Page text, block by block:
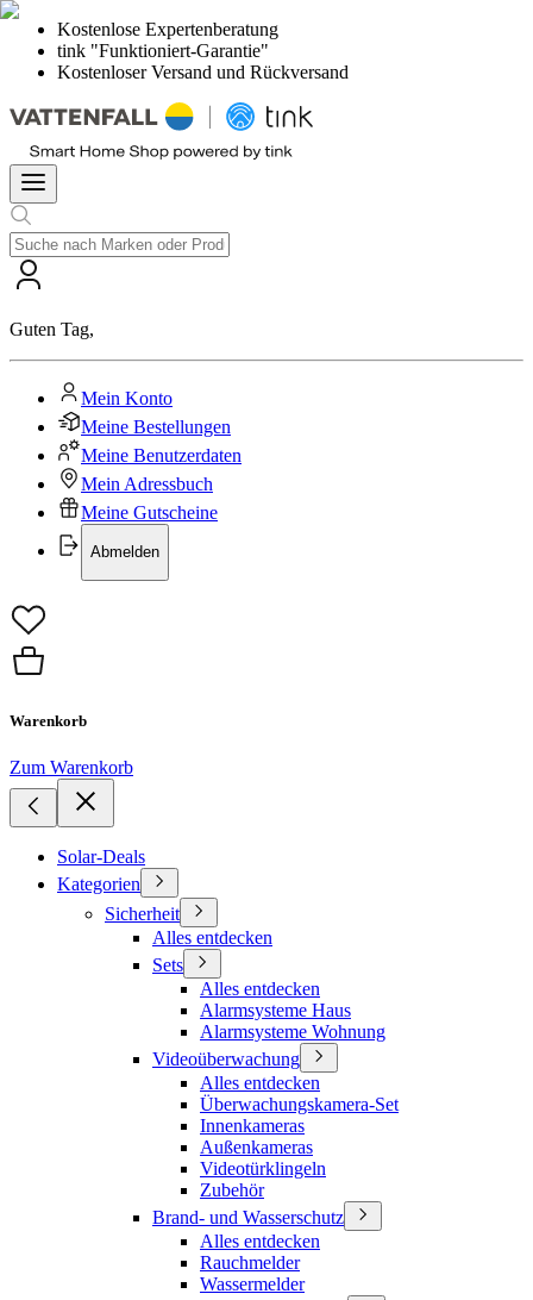
Kostenlose Expertenberatung
tink "Funktioniert-Garantie"
Kostenloser Versand und Rückversand
Guten Tag,
Mein Konto
Meine Bestellungen
Meine Benutzerdaten
Mein Adressbuch
Meine Gutscheine
Abmelden
Warenkorb
Zum Warenkorb
Solar-Deals
Kategorien
Sicherheit
Alles entdecken
Sets
Alles entdecken
Alarmsysteme Haus
Alarmsysteme Wohnung
Videoüberwachung
Alles entdecken
Überwachungskamera-Set
Innenkameras
Außenkameras
Videotürklingeln
Zubehör
Brand- und Wasserschutz
Alles entdecken
Rauchmelder
Wassermelder